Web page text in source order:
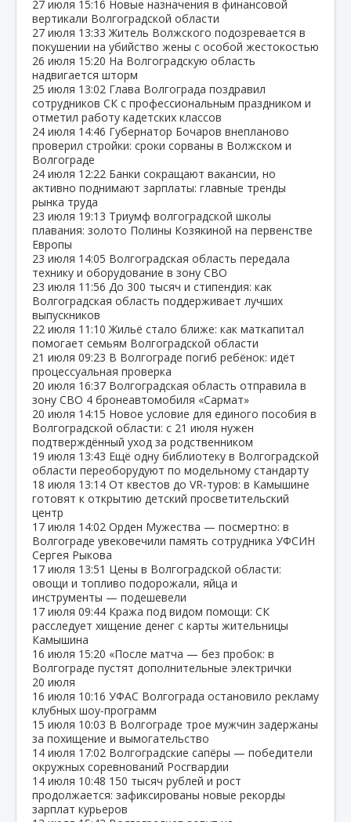
27 июля 15:16 Новые назначения в финансовой
вертикали Волгоградской области
27 июля 13:33 Житель Волжского подозревается в
покушении на убийство жены с особой жестокостью
26 июля 15:20 На Волгоградскую область
надвигается шторм
25 июля 13:02 Глава Волгограда поздравил
сотрудников СК с профессиональным праздником и
отметил работу кадетских классов
24 июля 14:46 Губернатор Бочаров внепланово
проверил стройки: сроки сорваны в Волжском и
Волгограде
24 июля 12:22 Банки сокращают вакансии, но
активно поднимают зарплаты: главные тренды
рынка труда
23 июля 19:13 Триумф волгоградской школы
плавания: золото Полины Козякиной на первенстве
Европы
23 июля 14:05 Волгоградская область передала
технику и оборудование в зону СВО
23 июля 11:56 До 300 тысяч и стипендия: как
Волгоградская область поддерживает лучших
выпускников
22 июля 11:10 Жильё стало ближе: как маткапитал
помогает семьям Волгоградской области
21 июля 09:23 В Волгограде погиб ребёнок: идёт
процессуальная проверка
20 июля 16:37 Волгоградская область отправила в
зону СВО 4 бронеавтомобиля «Сармат»
20 июля 14:15 Новое условие для единого пособия в
Волгоградской области: с 21 июля нужен
подтверждённый уход за родственником
19 июля 13:43 Ещё одну библиотеку в Волгоградской
области переоборудуют по модельному стандарту
18 июля 13:14 От квестов до VR‑туров: в Камышине
готовят к открытию детский просветительский
центр
17 июля 14:02 Орден Мужества — посмертно: в
Волгограде увековечили память сотрудника УФСИН
Сергея Рыкова
17 июля 13:51 Цены в Волгоградской области:
овощи и топливо подорожали, яйца и
инструменты — подешевели
17 июля 09:44 Кража под видом помощи: СК
расследует хищение денег с карты жительницы
Камышина
16 июля 15:20 «После матча — без пробок: в
Волгограде пустят дополнительные электрички
20 июля
16 июля 10:16 УФАС Волгограда остановило рекламу
клубных шоу‑программ
15 июля 10:03 В Волгограде трое мужчин задержаны
за похищение и вымогательство
14 июля 17:02 Волгоградские сапёры — победители
окружных соревнований Росгвардии
14 июля 10:48 150 тысяч рублей и рост
продолжается: зафиксированы новые рекорды
зарплат курьеров